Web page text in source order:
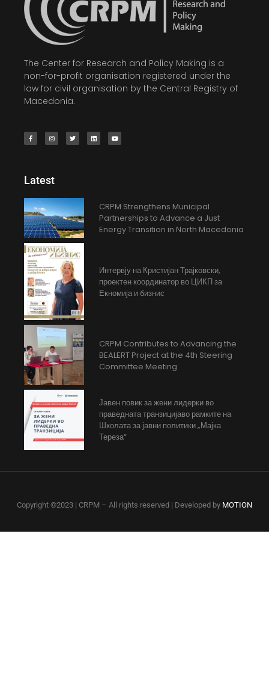
The Center for Research and Policy Making is a
non-for-profit organisation registered under the
law for civil organisation by the Central Registry of
Macedonia.
Latest
CRPM Strengthens Municipal
Partnerships to Advance a Just
Energy Transition in North Macedonia
Интервју на Кристијан Трајковски,
проектен координатор во ЦИКП за
Екномија и бизнис
CRPM Contributes to Advancing the
BEALERT Project at the 4th Steering
Committee Meeting
Јавен повик за жени лидерки во
праведната транзицијаво рамките на
Школата за јавни политики „Мајка
Тереза“
Copyright ©2023 | CRPM – All rights reserved | Developed by MOTION